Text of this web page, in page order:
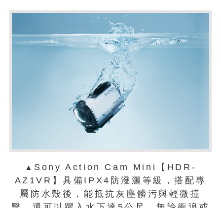
▲ Sony Action Cam Mini【HDR-
AZ1VR】具備IPX4防潑灑等級，搭配專
屬防水殼後，能抵抗灰塵髒污與輕微撞